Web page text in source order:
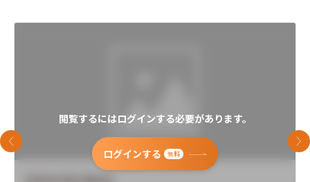
閲覧するにはログインする必要があります。
ログインする 無料
前のスライド 次